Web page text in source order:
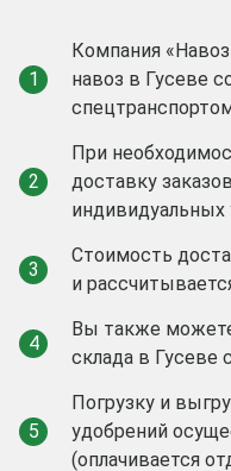
1
Компания
навоз в Гусеве
2
При
доставку
индивидуальных
3
Стоимость
и
4
Вы также
склада в Гусеве
5
Погрузку и
удобрений
(оплачивается